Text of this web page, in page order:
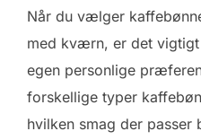
Når du vælger
med kværn, er det
egen personlige
forskellige typer
hvilken smag der passer